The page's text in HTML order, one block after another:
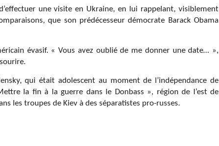
une visite en Ukraine, en lui rappelant, visiblement
que son prédécesseur démocrate Barack Obama
évasif. « Vous avez oublié de me donner une date… »,
qui était adolescent au moment de l’indépendance de
la fin à la guerre dans le Donbass », région de l’est de
les troupes de Kiev à des séparatistes pro-russes.